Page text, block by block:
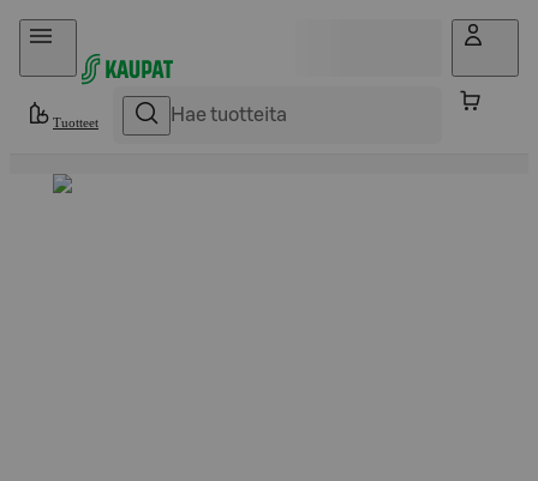
Hyppää sisältöön
Tuotteet